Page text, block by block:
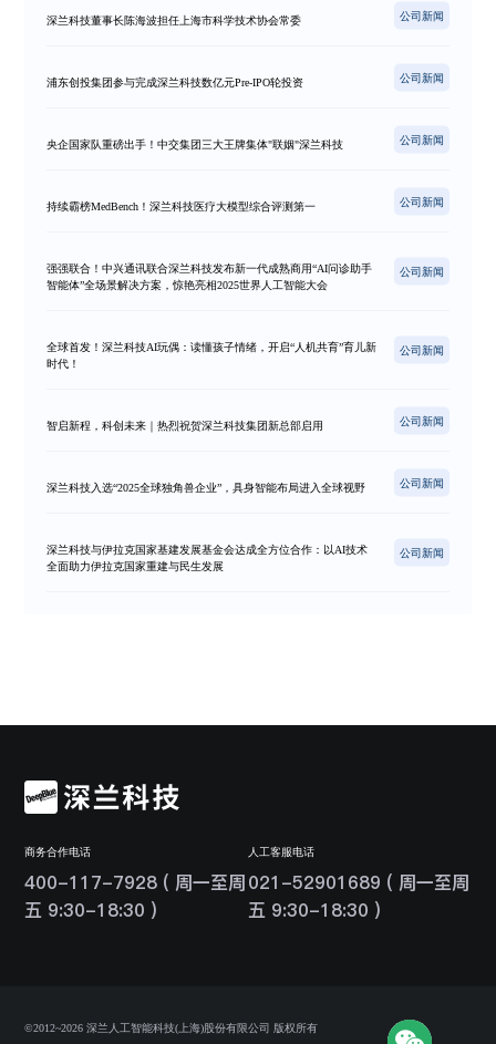
深兰科技董事长陈海波担任上海市科学技术协会常委 公司新闻
浦东创投集团参与完成深兰科技数亿元Pre-IPO轮投资 公司新闻
央企国家队重磅出手！中交集团三大王牌集体"联姻"深兰科技 公司新闻
持续霸榜MedBench！深兰科技医疗大模型综合评测第一 公司新闻
强强联合！中兴通讯联合深兰科技发布新一代成熟商用“AI问诊助手
智能体”全场景解决方案，惊艳亮相2025世界人工智能大会
公司新闻
全球首发！深兰科技AI玩偶：读懂孩子情绪，开启“人机共育”育儿新
时代！
公司新闻
智启新程，科创未来｜热烈祝贺深兰科技集团新总部启用 公司新闻
深兰科技入选“2025全球独角兽企业”，具身智能布局进入全球视野 公司新闻
深兰科技与伊拉克国家基建发展基金会达成全方位合作：以AI技术
全面助力伊拉克国家重建与民生发展
公司新闻
商务合作电话
400-117-7928 ( 周一至周
五 9:30-18:30 )
人工客服电话
021-52901689 ( 周一至周
五 9:30-18:30 )
©2012~2026 深兰人工智能科技(上海)股份有限公司 版权所有